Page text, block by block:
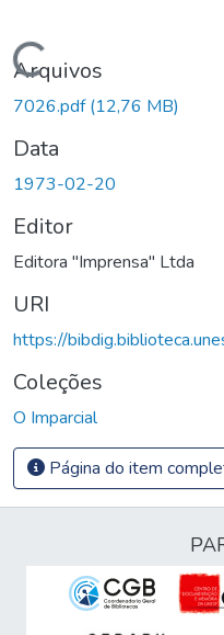
Carregando...
Arquivos
7026.pdf(12,76 MB)
Data
1973-02-20
Editor
Editora "Imprensa" Ltda
URI
https://
Coleções
O Imparcial
Página do item